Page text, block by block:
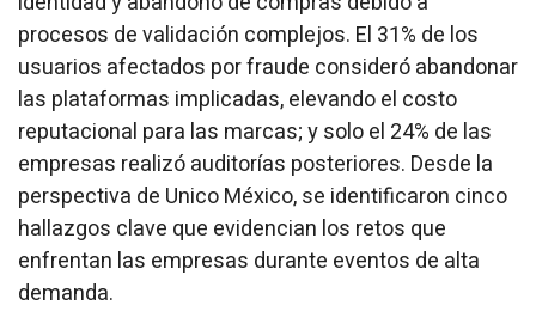
procesos de validación complejos. El 31% de los
usuarios afectados por fraude consideró abandonar
las plataformas implicadas, elevando el costo
reputacional para las marcas; y solo el 24% de las
empresas realizó auditorías posteriores. Desde la
perspectiva de Unico México, se identificaron cinco
hallazgos clave que evidencian los retos que
enfrentan las empresas durante eventos de alta
demanda.